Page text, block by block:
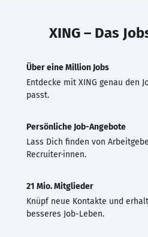
XING – Das
Über eine Million Jobs
Entdecke mit XING genau den
passt.
Persönliche Job-Angebote
Lass Dich finden von
Recruiter·innen.
21 Mio. Mitglieder
Knüpf neue Kontakte und
besseres Job-Leben.